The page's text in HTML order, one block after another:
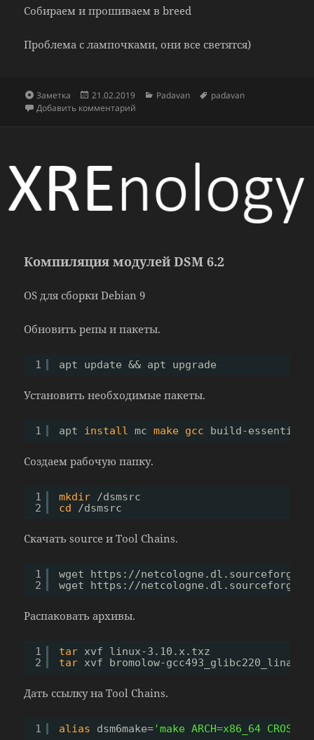
Собираем и прошиваем в breed
Проблема с лампочками, они все светятся)
Формат
Заметка Опубликовано
21.02.2019 Рубрики
Padavan Метки
padavan
Добавить комментарий
Компиляция модулей DSM 6.2
OS для сборки Debian 9
Обновить репы и пакеты.
1 apt update && apt upgrade
Установить необходимые пакеты.
1 apt install mc make gcc build-essential
Создаем рабочую папку.
1
2
mkdir /dsmsrc
cd
/dsmsrc
Скачать source и Tool Chains.
1
2
wget https: //netcologne
wget https: //netcologne
Распаковать архивы.
1
2
tar xvf linux-3.10.x.txz
tar xvf bromolow-
Дать ссылку на Tool Chains.
1 alias dsm6make='make ARCH=x86_64